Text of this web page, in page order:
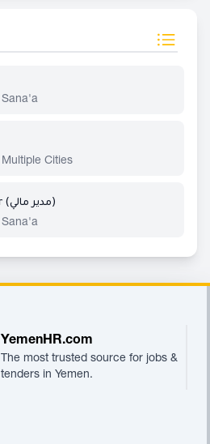
Sana'a
Multiple Cities
Finance Manager (مدير مالي)
Sana'a
YemenHR.com
The most trusted source for jobs &
tenders in Yemen.